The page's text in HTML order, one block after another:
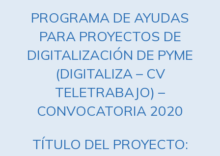
PROGRAMA DE AYUDAS
PARA PROYECTOS DE
DIGITALIZACIÓN DE PYME
(DIGITALIZA – CV
TELETRABAJO) –
CONVOCATORIA 2020
TÍTULO DEL PROYECTO: